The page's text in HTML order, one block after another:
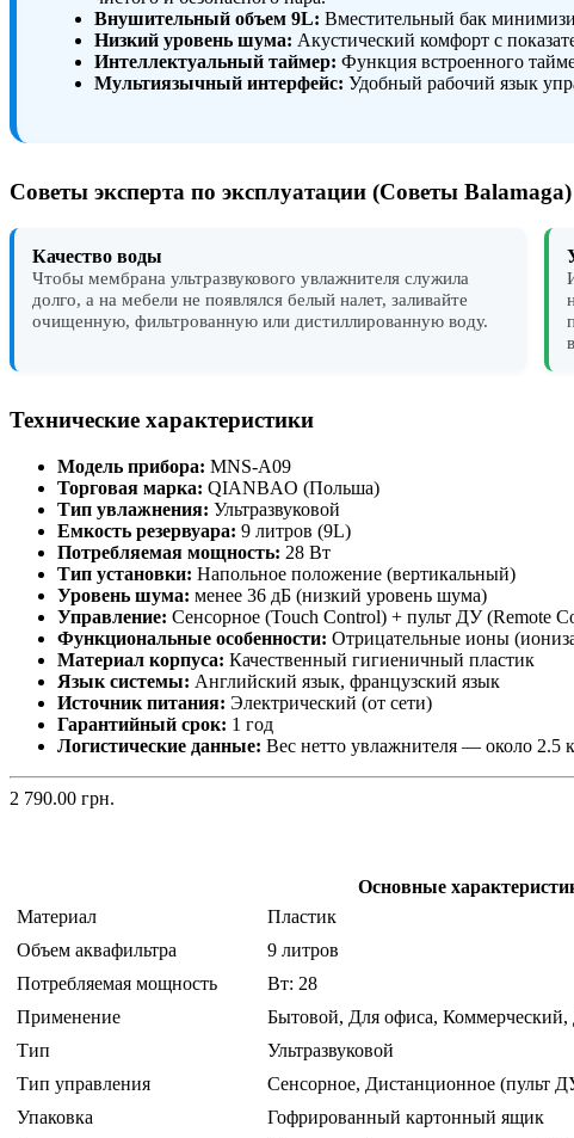
Внушительный объем 9L: Вместительный бак
Низкий уровень шума: Акустический комфорт с
Интеллектуальный таймер: Функция встроенного
Мультиязычный интерфейс: Удобный рабочий язык
Советы эксперта по эксплуатации (Советы Balamaga)
Качество воды
Чтобы мембрана ультразвукового увлажнителя служила
долго, а на мебели не появлялся белый налет, заливайте
очищенную, фильтрованную или дистиллированную воду.
Технические характеристики
Модель прибора: MNS-A09
Торговая марка: QIANBAO (Польша)
Тип увлажнения: Ультразвуковой
Емкость резервуара: 9 литров (9L)
Потребляемая мощность: 28 Вт
Тип установки: Напольное положение (вертикальный)
Уровень шума: менее 36 дБ (низкий уровень шума)
Управление: Сенсорное (Touch Control) + пульт ДУ (Remote
Функциональные особенности: Отрицательные ионы
Материал корпуса: Качественный гигиеничный пластик
Язык системы: Английский язык, французский язык
Источник питания: Электрический (от сети)
Гарантийный срок: 1 год
Логистические данные: Вес нетто увлажнителя — около 2.5
2 790.00 грн.
Основные
Материал
Пластик
Объем аквафильтра
9 литров
Потребляемая мощность
Вт: 28
Применение
Бытовой, Для офиса, Коммерческий,
Тип
Ультразвуковой
Тип управления
Сенсорное, Дистанционное (пульт
Упаковка
Гофрированный картонный ящик